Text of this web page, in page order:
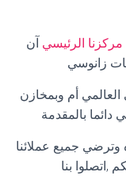
مركزنا الرئيسي آن
زانوسي
أم وبمخازن
بالمقدمة
جميع عملائنا
,اتصلوا بنا